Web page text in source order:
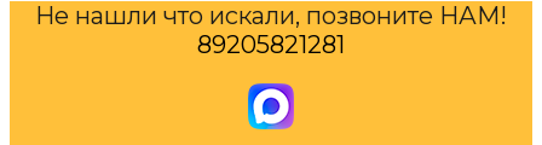
Не нашли что искали, позвоните НАМ!
89205821281